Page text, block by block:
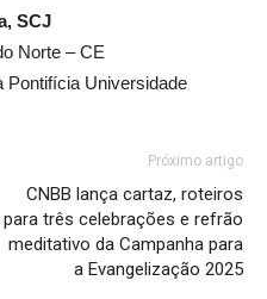
SCJ
Norte – CE
Pontifícia Universidade
Próximo artigo
CNBB lança cartaz, roteiros
para três celebrações e refrão
meditativo da Campanha para
a Evangelização 2025